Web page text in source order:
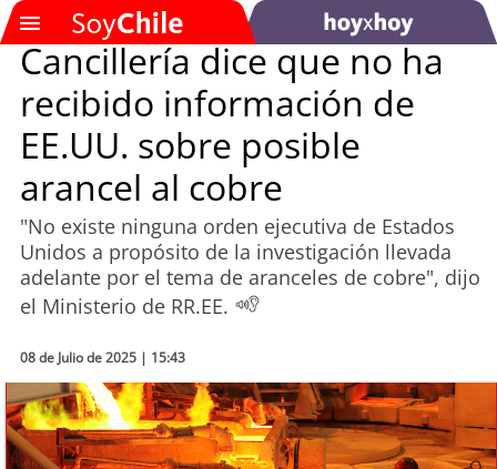
SOYTV
Podcast
Actualidad
Entretención
Economía
Deportes
Tecnología
Cancillería dice que no ha
recibido información de
EE.UU. sobre posible
arancel al cobre
"No existe ninguna orden ejecutiva de Estados
Unidos a propósito de la investigación llevada
adelante por el tema de aranceles de cobre", dijo
el Ministerio de RR.EE.
08 de Julio de 2025 | 15:43